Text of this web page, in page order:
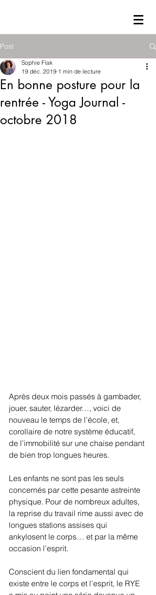
Post
En bonne posture pour la
rentrée - Yoga Journal -
octobre 2018
Sophie Flak
19 déc. 2019 1 min de lecture
Après deux mois passés à gambader,
jouer, sauter, lézarder…, voici de
nouveau le temps de l’école, et,
corollaire de notre système éducatif,
de l’immobilité sur une chaise pendant
de bien trop longues heures.
Les enfants ne sont pas les seuls
concernés par cette pesante astreinte
physique. Pour de nombreux adultes,
la reprise du travail rime aussi avec de
longues stations assises qui
ankylosent le corps… et par la même
occasion l’esprit.
Conscient du lien fondamental qui
existe entre le corps et l’esprit, le RYE